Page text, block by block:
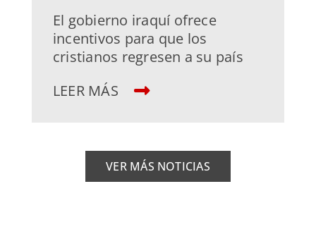
El gobierno iraquí ofrece
incentivos para que los
cristianos regresen a su país
LEER MÁS
VER MÁS NOTICIAS